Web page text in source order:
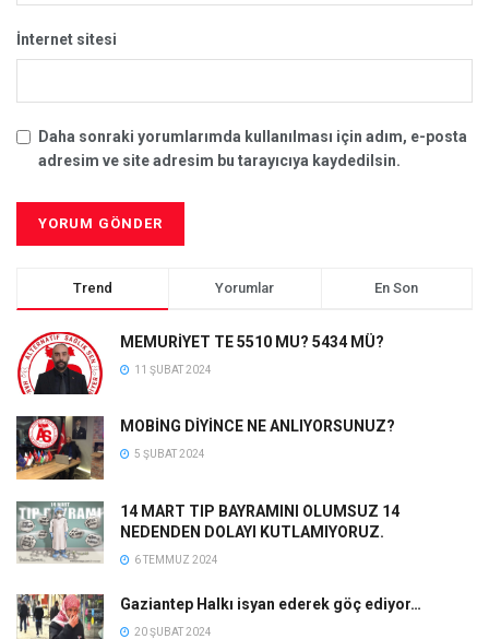
İnternet sitesi
Daha sonraki yorumlarımda kullanılması için adım, e-posta
adresim ve site adresim bu tarayıcıya kaydedilsin.
Trend Yorumlar En Son
MEMURİYET TE 5510 MU? 5434 MÜ?
11 ŞUBAT 2024
MOBİNG DİYİNCE NE ANLIYORSUNUZ?
5 ŞUBAT 2024
14 MART TIP BAYRAMINI OLUMSUZ 14
NEDENDEN DOLAYI KUTLAMIYORUZ.
6 TEMMUZ 2024
Gaziantep Halkı isyan ederek göç ediyor…
20 ŞUBAT 2024